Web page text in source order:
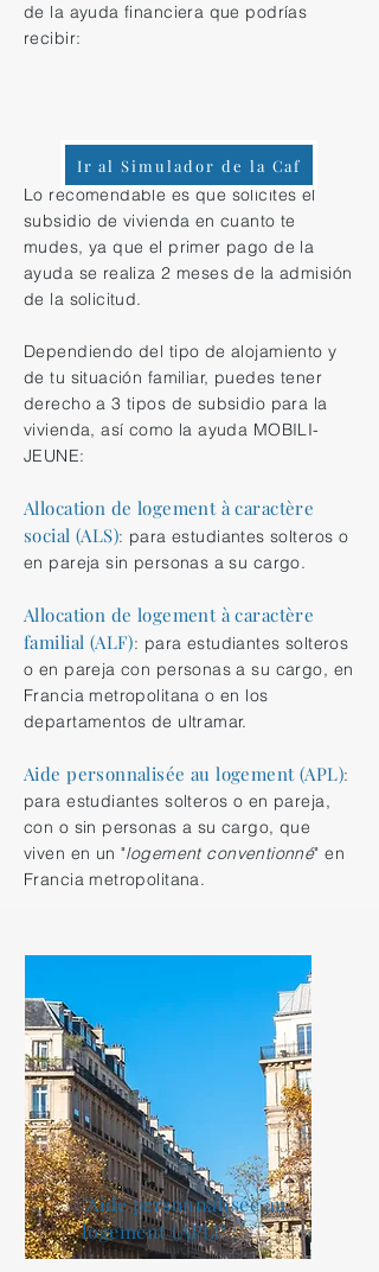
de la ayuda financiera que podrías
recibir:
Lo recomendable es que solicites el
subsidio de vivienda en cuanto te
mudes, ya que el primer pago de la
ayuda se realiza 2 meses de la admisión
de la solicitud.
Dependiendo del tipo de alojamiento y
de tu situación familiar, puedes tener
derecho a 3 tipos de subsidio para la
vivienda, así como la ayuda MOBILI-
JEUNE:
Allocation de logement à caractère
social (ALS): para estudiantes solteros o
en pareja sin personas a su cargo.
Allocation de logement à caractère
familial (ALF): para estudiantes solteros
o en pareja con personas a su cargo, en
Francia metropolitana o en los
departamentos de ultramar.
Aide personnalisée au logement (APL):
para estudiantes solteros o en pareja,
con o sin personas a su cargo, que
viven en un "logement conventionné" en
Francia metropolitana.
Ir al Simulador de la Caf
"Aide personnalisée au
logement (APL)" :